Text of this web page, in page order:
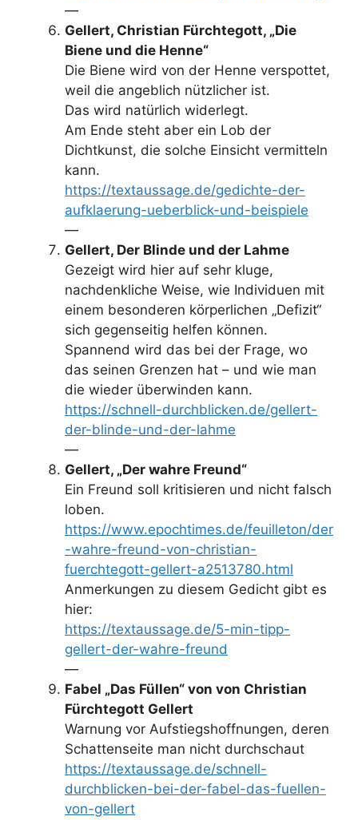
—
Gellert, Christian Fürchtegott, „Die
Biene und die Henne“
Die Biene wird von der Henne verspottet,
weil die angeblich nützlicher ist.
Das wird natürlich widerlegt.
Am Ende steht aber ein Lob der
Dichtkunst, die solche Einsicht vermitteln
kann.
https://textaussage.de/gedichte-der-
aufklaerung-ueberblick-und-beispiele
—
Gellert, Der Blinde und der Lahme
Gezeigt wird hier auf sehr kluge,
nachdenkliche Weise, wie Individuen mit
einem besonderen körperlichen „Defizit“
sich gegenseitig helfen können.
Spannend wird das bei der Frage, wo
das seinen Grenzen hat – und wie man
die wieder überwinden kann.
https://schnell-durchblicken.de/gellert-
der-blinde-und-der-lahme
—
Gellert, „Der wahre Freund“
Ein Freund soll kritisieren und nicht falsch
loben.
https://www.epochtimes.de/feuilleton/der
-wahre-freund-von-christian-
fuerchtegott-gellert-a2513780.html
Anmerkungen zu diesem Gedicht gibt es
hier:
https://textaussage.de/5-min-tipp-
gellert-der-wahre-freund
—
Fabel „Das Füllen“ von von Christian
Fürchtegott Gellert
Warnung vor Aufstiegshoffnungen, deren
Schattenseite man nicht durchschaut
https://textaussage.de/schnell-
durchblicken-bei-der-fabel-das-fuellen-
von-gellert